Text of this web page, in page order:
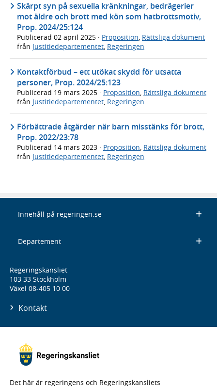
Skärpt syn på sexuella kränkningar, bedrägerier
mot äldre och brott med kön som hatbrottsmotiv,
Prop. 2024/25:124
Publicerad 02 april 2025 · Proposition, Rättsliga dokument
från Justitiedepartementet, Regeringen
Kontaktförbud – ett utökat skydd för utsatta
personer, Prop. 2024/25:123
Publicerad 19 mars 2025 · Proposition Rättsliga dokument
från Justitiedepartementet Regeringen
Förbättrade åtgärder när barn misstänks för brott,
Prop. 2022/23:78
Publicerad 14 mars 2023 · Proposition, Rättsliga dokument
från Justitiedepartementet, Regeringen
Innehåll på regeringen.se
Departement
Regeringskansliet
103 33 Stockholm
Växel 08-405 10 00
Kontakt
Det här är regeringens och Regeringskansliets